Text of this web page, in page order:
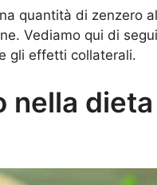
quantità di zenzero
Vediamo qui di
gli effetti collaterali.
nella